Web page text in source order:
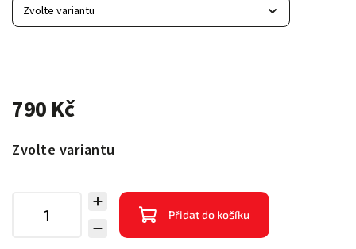
790 Kč
Zvolte variantu
Přidat do košíku